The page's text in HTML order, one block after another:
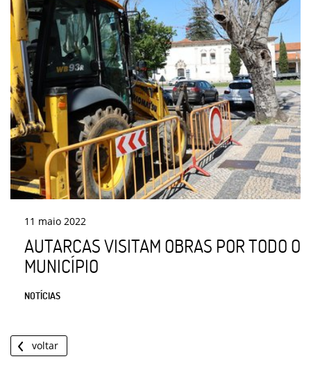
11 maio 2022
AUTARCAS VISITAM OBRAS POR TODO O
MUNICÍPIO
NOTÍCIAS
voltar